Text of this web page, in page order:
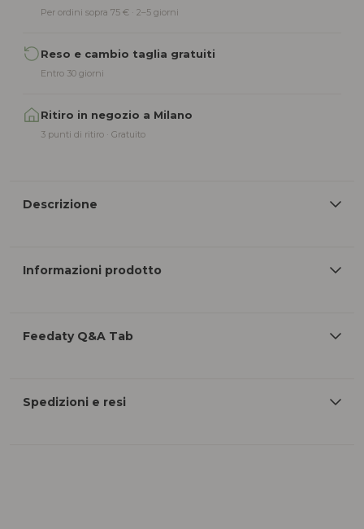
Per ordini sopra 75 € · 2–5 giorni
Reso e cambio taglia gratuiti
Entro 30 giorni
Ritiro in negozio a Milano
3 punti di ritiro · Gratuito
Descrizione
Informazioni prodotto
Feedaty Q&A Tab
Spedizioni e resi